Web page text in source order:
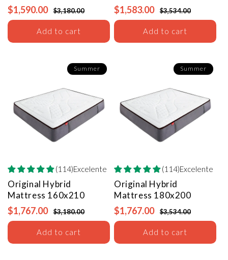
$1,590.00 $3,180.00
Add to cart
$1,583.00 $3,534.00
Add to cart
Summer
(114)Excelente
Original Hybrid
Mattress 160x210
$1,767.00 $3,180.00
Add to cart
Summer
(114)Excelente
Original Hybrid
Mattress 180x200
$1,767.00 $3,534.00
Add to cart